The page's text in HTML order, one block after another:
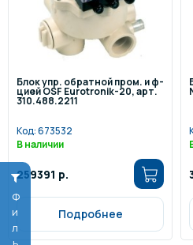
Блок упр. обратной пром. и ф-
цией OSF Eurotronik-20, арт.
310.488.2211
Код:673532
В наличии
259391 р.
Подробнее